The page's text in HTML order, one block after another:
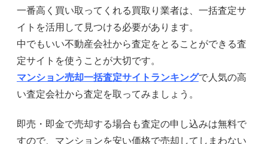
一番高く買い取ってくれる買取り業者は、一括査定サ
イトを活用して見つける必要があります。
中でもいい不動産会社から査定をとることができる査
定サイトを使うことが大切です。
マンション売却一括査定サイトランキングで人気の高
い査定会社から査定を取ってみましょう。
即売・即金で売却する場合も査定の申し込みは無料で
すので、マンションを安い価格で売却してしまわない